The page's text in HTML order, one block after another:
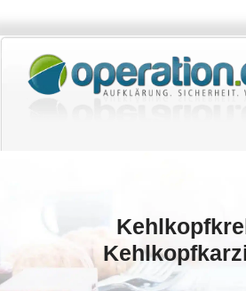
springen